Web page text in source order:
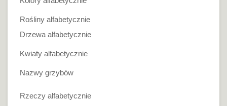
Rośliny alfabetycznie
Drzewa alfabetycznie
Kwiaty alfabetycznie
Nazwy grzybów
Rzeczy alfabetycznie